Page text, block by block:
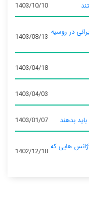
1403/10/10
در روسیه 1403/08/13
1403/04/18
1403/04/03
بدهند 1403/01/07
هایی که 1402/12/18